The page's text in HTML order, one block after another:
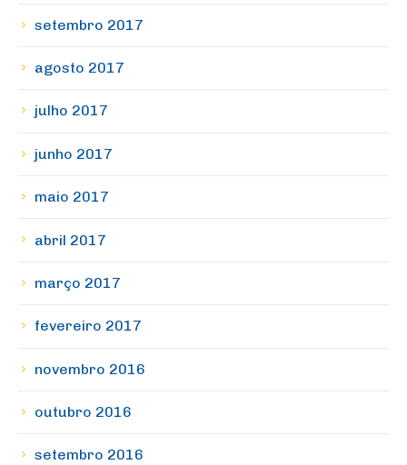
setembro 2017
agosto 2017
julho 2017
junho 2017
maio 2017
abril 2017
março 2017
fevereiro 2017
novembro 2016
outubro 2016
setembro 2016